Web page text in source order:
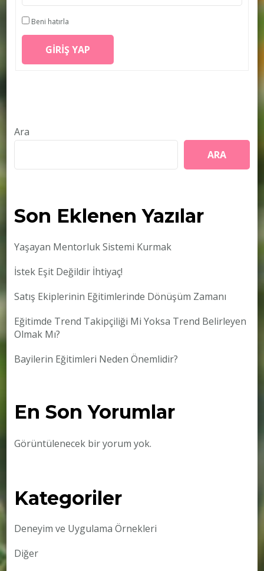
Beni hatırla
GIRIŞ YAP
Ara
ARA
Son Eklenen Yazılar
Yaşayan Mentorluk Sistemi Kurmak
İstek Eşit Değildir İhtiyaç!
Satış Ekiplerinin Eğitimlerinde Dönüşüm Zamanı
Eğitimde Trend Takipçiliği Mi Yoksa Trend Belirleyen
Olmak Mı?
Bayilerin Eğitimleri Neden Önemlidir?
En Son Yorumlar
Görüntülenecek bir yorum yok.
Kategoriler
Deneyim ve Uygulama Örnekleri
Diğer